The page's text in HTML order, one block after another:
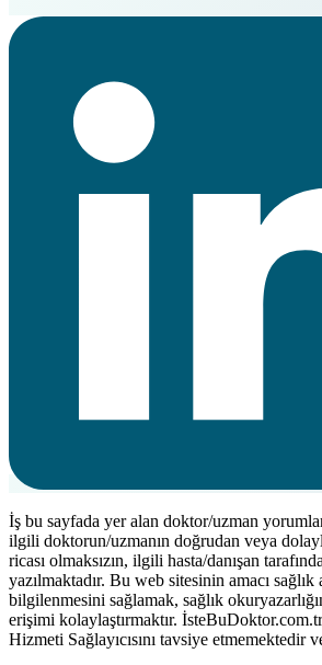
İş bu sayfada yer alan doktor/uzman
ilgili doktorun/uzmanın doğrudan veya
ricası olmaksızın, ilgili hasta/danışan
yazılmaktadır. Bu web sitesinin amacı
bilgilenmesini sağlamak, sağlık
erişimi kolaylaştırmaktır.
Hizmeti Sağlayıcısını tavsiye etmemektedir